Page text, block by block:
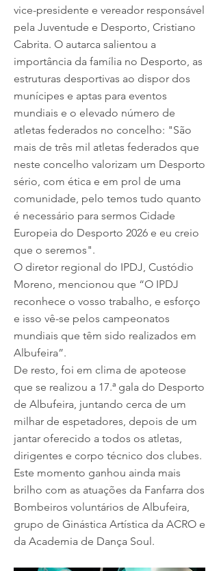
vice-presidente e vereador responsável
pela Juventude e Desporto, Cristiano
Cabrita. O autarca salientou a
importância da família no Desporto, as
estruturas desportivas ao dispor dos
munícipes e aptas para eventos
mundiais e o elevado número de
atletas federados no concelho: "São
mais de três mil atletas federados que
neste concelho valorizam um Desporto
sério, com ética e em prol de uma
comunidade, pelo temos tudo quanto
é necessário para sermos Cidade
Europeia do Desporto 2026 e eu creio
que o seremos".
O diretor regional do IPDJ, Custódio
Moreno, mencionou que “O IPDJ
reconhece o vosso trabalho, e esforço
e isso vê-se pelos campeonatos
mundiais que têm sido realizados em
Albufeira”.
De resto, foi em clima de apoteose
que se realizou a 17.ª gala do Desporto
de Albufeira, juntando cerca de um
milhar de espetadores, depois de um
jantar oferecido a todos os atletas,
dirigentes e corpo técnico dos clubes.
Este momento ganhou ainda mais
brilho com as atuações da Fanfarra dos
Bombeiros voluntários de Albufeira,
grupo de Ginástica Artística da ACRO e
da Academia de Dança Soul.